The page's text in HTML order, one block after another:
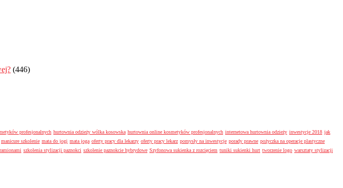
(446)
profesjonalnych hurtownia odzieży wólka kosowska hurtownia online kosmetyków profesjonalnych internetowa hurtownia odzieży inwestycje 2018 jak
manicure szkolenie mata do jogi mata joga oferty pracy dla lekarzy oferty pracy lekarz pomysły na inwestycje porady prawne pożyczka na operacje plastyczne
szkolenia stylizacji paznokci szkolenie paznokcie hybrydowe Szyfonowa sukienka z rozcięciem tuniki sukienki hurt tworzenie logo warsztaty stylizacji